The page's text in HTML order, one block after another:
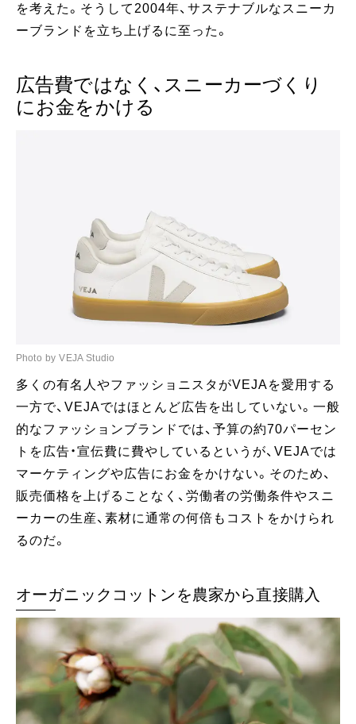
を考えた。そうして2004年、サステナブルなスニーカ
ーブランドを立ち上げるに至った。
広告費ではなく、スニーカーづくり
にお金をかける
Photo by VEJA Studio
多くの有名人やファッショニスタがVEJAを愛用する
一方で、VEJAではほとんど広告を出していない。一般
的なファッションブランドでは、予算の約70パーセン
トを広告・宣伝費に費やしているというが、VEJAでは
マーケティングや広告にお金をかけない。そのため、
販売価格を上げることなく、労働者の労働条件やスニ
ーカーの生産、素材に通常の何倍もコストをかけられ
るのだ。
オーガニックコットンを農家から直接購入